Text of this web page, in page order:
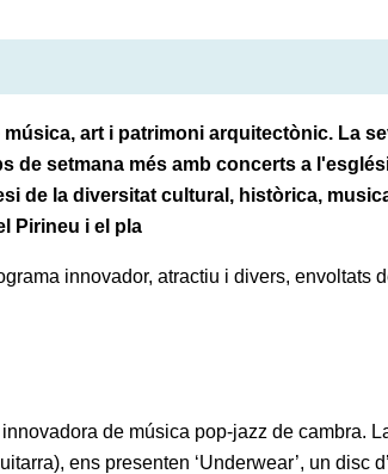
art i patrimoni arquitectònic. La
de setmana més amb concerts a
de la diversitat cultural, històrica,
Pirineu i el pla
innovador, atractiu i divers, envoltats
de música pop-jazz de cambra.
ens presenten ‘Underwear’, un disc